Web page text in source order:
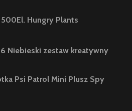
Hungry Plants
Niebieski zestaw kreatywny
Psi Patrol Mini Plusz Spy